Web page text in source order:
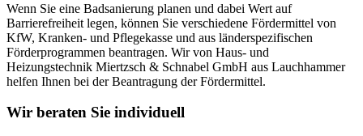
Wenn Sie eine Badsanierung planen und dabei Wert auf
Barrierefreiheit legen, können Sie verschiedene Fördermittel von
KfW, Kranken- und Pflegekasse und aus länderspezifischen
Förderprogrammen beantragen. Wir von Haus- und
Heizungstechnik Miertzsch & Schnabel GmbH aus Lauchhammer
helfen Ihnen bei der Beantragung der Fördermittel.
Wir beraten Sie individuell